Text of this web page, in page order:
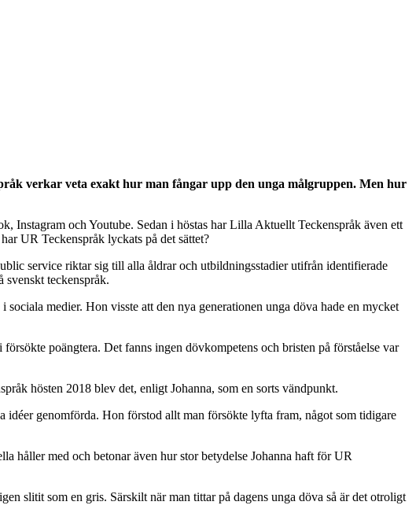
verkar veta exakt hur man fångar upp den unga målgruppen. Men hur
Instagram och Youtube. Sedan i höstas har Lilla Aktuellt Teckenspråk även ett
UR Teckenspråk lyckats på det sättet?
service riktar sig till alla åldrar och utbildningsstadier utifrån identifierade
svenskt teckenspråk.
medier. Hon visste att den nya generationen unga döva hade en mycket
poängtera. Det fanns ingen dövkompetens och bristen på förståelse var
hösten 2018 blev det, enligt Johanna, som en sorts vändpunkt.
genomförda. Hon förstod allt man försökte lyfta fram, något som tidigare
håller med och betonar även hur stor betydelse Johanna haft för UR
slitit som en gris. Särskilt när man tittar på dagens unga döva så är det otroligt